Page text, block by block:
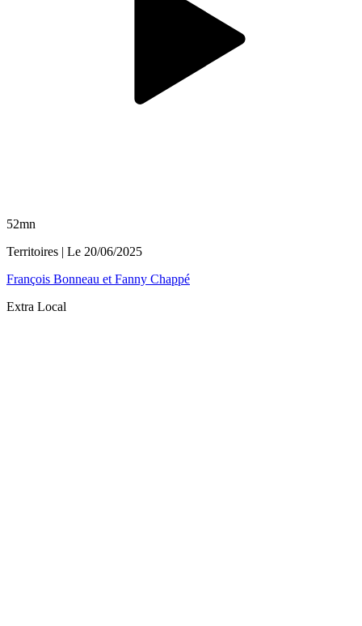
52mn
Territoires | Le 20/06/2025
François Bonneau et Fanny Chappé
Extra Local